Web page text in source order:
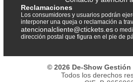
Reclamaciones
Los consumidores y usuarios podrán
interponer una queja o reclamación a
atencionalcliente@ctickets.es o
dirección postal que figura en el pie de
© 2026 De-Show Gestión
Todos los derechos